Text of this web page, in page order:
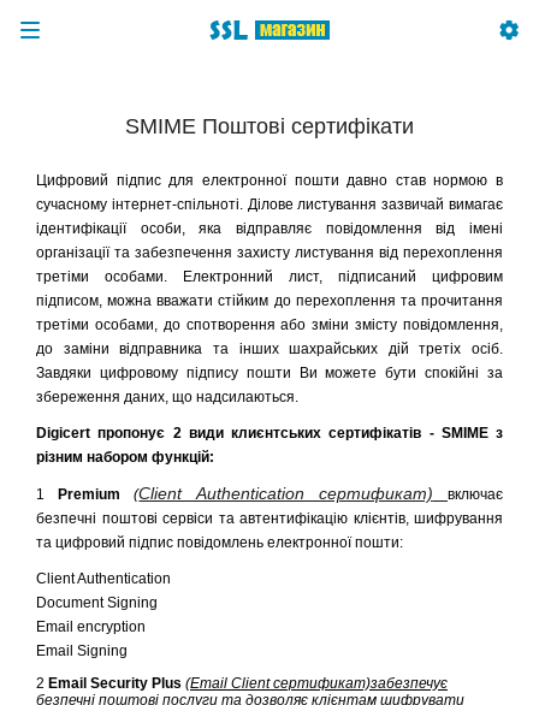
SMIME Поштові сертифікати
Цифровий підпис для електронної пошти давно став нормою в
сучасному інтернет-спільноті. Ділове листування зазвичай вимагає
ідентифікації особи, яка відправляє повідомлення від імені
організації та забезпечення захисту листування від перехоплення
третіми особами. Електронний лист, підписаний цифровим
підписом, можна вважати стійким до перехоплення та прочитання
третіми особами, до спотворення або зміни змісту повідомлення,
до заміни відправника та інших шахрайських дій третіх осіб.
Завдяки цифровому підпису пошти Ви можете бути спокійні за
збереження даних, що надсилаються.
Digicert пропонує 2 види клиєнтських сертифікатів - SMIME з
різним набором функцій:
1 Premium(Client Authentication сертификат)
включає
безпечні поштові сервіси та автентифікацію клієнтів, шифрування
та цифровий підпис повідомлень електронної пошти:
Client Authentication
Document Signing
Email encryption
Email Signing
2 Email Security Plus (Email Client сертификат)забезпечує
безпечні поштові послуги та дозволяє клієнтам шифрувати